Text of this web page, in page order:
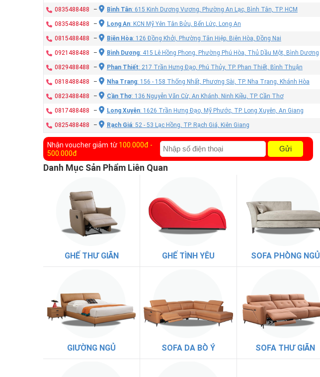
0835488488 – Bình Tân: 615 Kinh Dương Vương, Phường An Lạc, Bình Tân, TP. HCM
0835488488 – Long An: KCN Mỹ Yên Tân Bửu, Bến Lức, Long An
0815488488 – Biên Hòa: 126 Đồng Khởi, Phường Tân Hiệp, Biên Hòa, Đồng Nai
0921488488 – Bình Dương: 415 Lê Hồng Phong, Phường Phú Hòa, Thủ Dầu Một, Bình Dương
0829488488 – Phan Thiết: 217 Trần Hưng Đạo, Phú Thủy, TP. Phan Thiết, Bình Thuận
0818488488 – Nha Trang: 156 - 158 Thống Nhất, Phương Sài, TP. Nha Trang, Khánh Hòa
0823488488 – Cần Thơ: 136 Nguyễn Văn Cừ, An Khánh, Ninh Kiều, TP. Cần Thơ
0817488488 – Long Xuyên: 1626 Trần Hưng Đạo, Mỹ Phước, TP. Long Xuyên, An Giang
0825488488 – Rạch Giá: 52 - 53 Lạc Hồng, TP. Rạch Giá, Kiên Giang
Nhận voucher giảm từ 100.000đ -
500.000đ
Gửi
Danh Mục Sản Phẩm Liên Quan
GHẾ THƯ GIÃN GHẾ TÌNH YÊU SOFA PHÒNG NGỦ
GIƯỜNG NGỦ SOFA DA BÒ Ý SOFA THƯ GIÃN